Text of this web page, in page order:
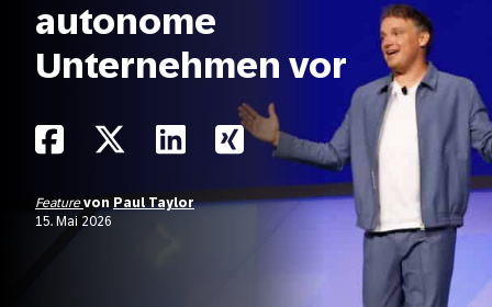
autonome
Unternehmen vor
Featurevon Paul Taylor
15. Mai 2026